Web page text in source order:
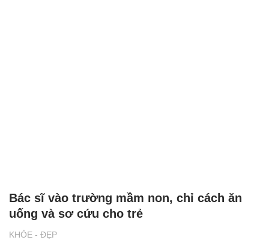
KHỎE - ĐẸP
Bác sĩ vào trường mầm non, chỉ cách ăn
uống và sơ cứu cho trẻ